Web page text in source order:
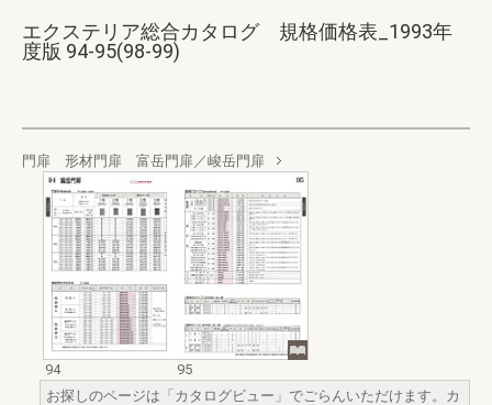
エクステリア総合カタログ 規格価格表_1993年
度版 94-95(98-99)
門扉 形材門扉 富岳門扉／峻岳門扉
94
95
お探しのページは「カタログビュー」でごらんいただけます。カ